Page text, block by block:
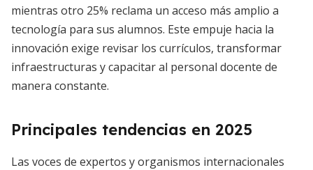
mientras otro 25% reclama un acceso más amplio a
tecnología para sus alumnos. Este empuje hacia la
innovación exige revisar los currículos, transformar
infraestructuras y capacitar al personal docente de
manera constante.
Principales tendencias en 2025
Las voces de expertos y organismos internacionales